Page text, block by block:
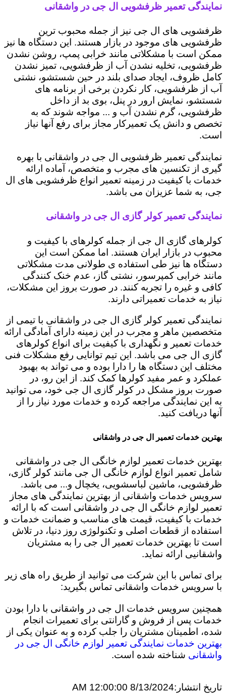
نمایندگی تعمیر ظرفشویی ال جی در واشقانی
ظرفشویی های ال جی نیز از جمله محبوب ترین
ظرفشویی های موجود در بازار هستند. این دستگاه ها نیز
ممکن است با مشکلاتی مانند خرابی پمپ، روشن نشدن
ظرفشویی، تخلیه نشدن آب از ظرفشویی، تمیز نشدن
کامل ظروف، ایجاد صدای بلند در حین شستشو، نشتی
آب از ظرفشویی، کار نکردن برخی از برنامه های
شستشو، نمایش ارور در پنل، بوی بد از داخل
ظرفشویی، گرم نشدن آب و ... مواجه شوند که به
تخصص و دانش یک تعمیرکار مجاز برای رفع آنها نیاز
است.
نمایندگی تعمیر ظرفشویی ال جی در واشقانی با بهره
گیری از تکنسین های مجرب و متخصص، آماده ارائه
خدمات با کیفیت در زمینه تعمیر انواع ظرفشویی های ال
جی، به شما عزیزان می باشد.
نمایندگی تعمیر کولر گازی ال جی در واشقانی
کولرهای گازی ال جی از جمله کولرهای با کیفیت و
محبوب در بازار ایران هستند. اما ممکن است این
دستگاه ها نیز طی استفاده ی طولانی مدت مشکلاتی
مانند خرابی کمپرسور، نشتی گاز، عدم خنک کنندگی
کافی و غیره را تجربه کنند. در صورت بروز این مشکلات،
نیاز به خدمات تعمیراتی دارند.
نمایندگی تعمیر کولر گازی ال جی در واشقانی با تیمی از
متخصصین ماهر و مجرب در این زمینه دارای آمادگی ارائه
خدمات تعمیر و نگهداری با کیفیت برای انواع کولرهای
گازی ال جی می باشد. این تیم توانایی رفع مشکلات فنی
مختلف این دستگاه ها را دارا بوده و می تواند به بهبود
عملکرد و عمر مفید کولرها کمک کند. از این رو، در
صورت بروز مشکل در کولر گازی ال جی خود، می توانید
به این نمایندگی مراجعه کرده و خدمات مورد نیاز را از
آنها دریافت کنید.
بهترین خدمات تعمیر ال جی در واشقانی
بهترین خدمات تعمیر لوازم خانگی ال جی در واشقانی
شامل تعمیر انواع لوازم خانگی ال جی مانند کولر گازی،
ظرفشویی، ماشین لباسشویی، یخچال و... می باشد.
سرویس خدمات واشقانی از بهترین نمایندگی های مجاز
تعمیر لوازم خانگی ال جی در واشقانی است که با ارائه
خدمات با کیفیت، قیمت های مناسب و ضمانت خدمات و
استفاده از قطعات اصلی و تکنولوژی روز دنیا، در تلاش
است تا بهترین خدمات تعمیر ال جی را به مشتریان
واشقانیی ارائه نماید.
برای تماس با این شرکت می توانید از طریق راه های زیر
با سرویس خدمات واشقانی تماس بگیرید:
همچنین سرویس خدمات ال جی در واشقانی با دارا بودن
خدمات پس از فروش و گارانتی برای تعمیرات انجام
شده، اطمینان مشتریان را جلب کرده و به عنوان یکی از
بهترین خدمات نمایندگی تعمیر لوازم خانگی ال جی در
واشقانی شناخته شده است.
تاریخ انتشار:8/13/2024 12:00:00 AM